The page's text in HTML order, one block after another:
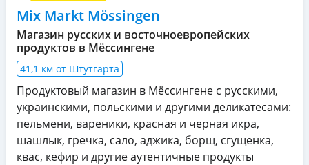
Mix Markt Mössingen
Магазин русских и восточноевропейских
продуктов в Мёссингене
41,1 км от Штутгарта
Продуктовый магазин в Мёссингене с русскими,
украинскими, польскими и другими деликатесами:
пельмени, вареники, красная и черная икра,
шашлык, гречка, сало, аджика, борщ, сгущенка,
квас, кефир и другие аутентичные продукты